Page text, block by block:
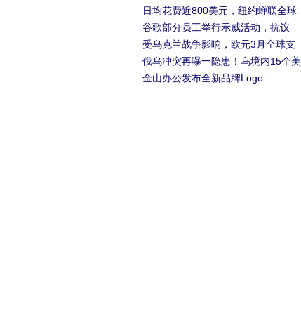
日均花费近800美元，纽约蝉联全球
谷歌部分员工举行示威活动，抗议
受乌克兰战争影响，欧元3月全球支
俄乌冲突再曝一隐患！乌境内15个美
金山办公发布全新品牌Logo